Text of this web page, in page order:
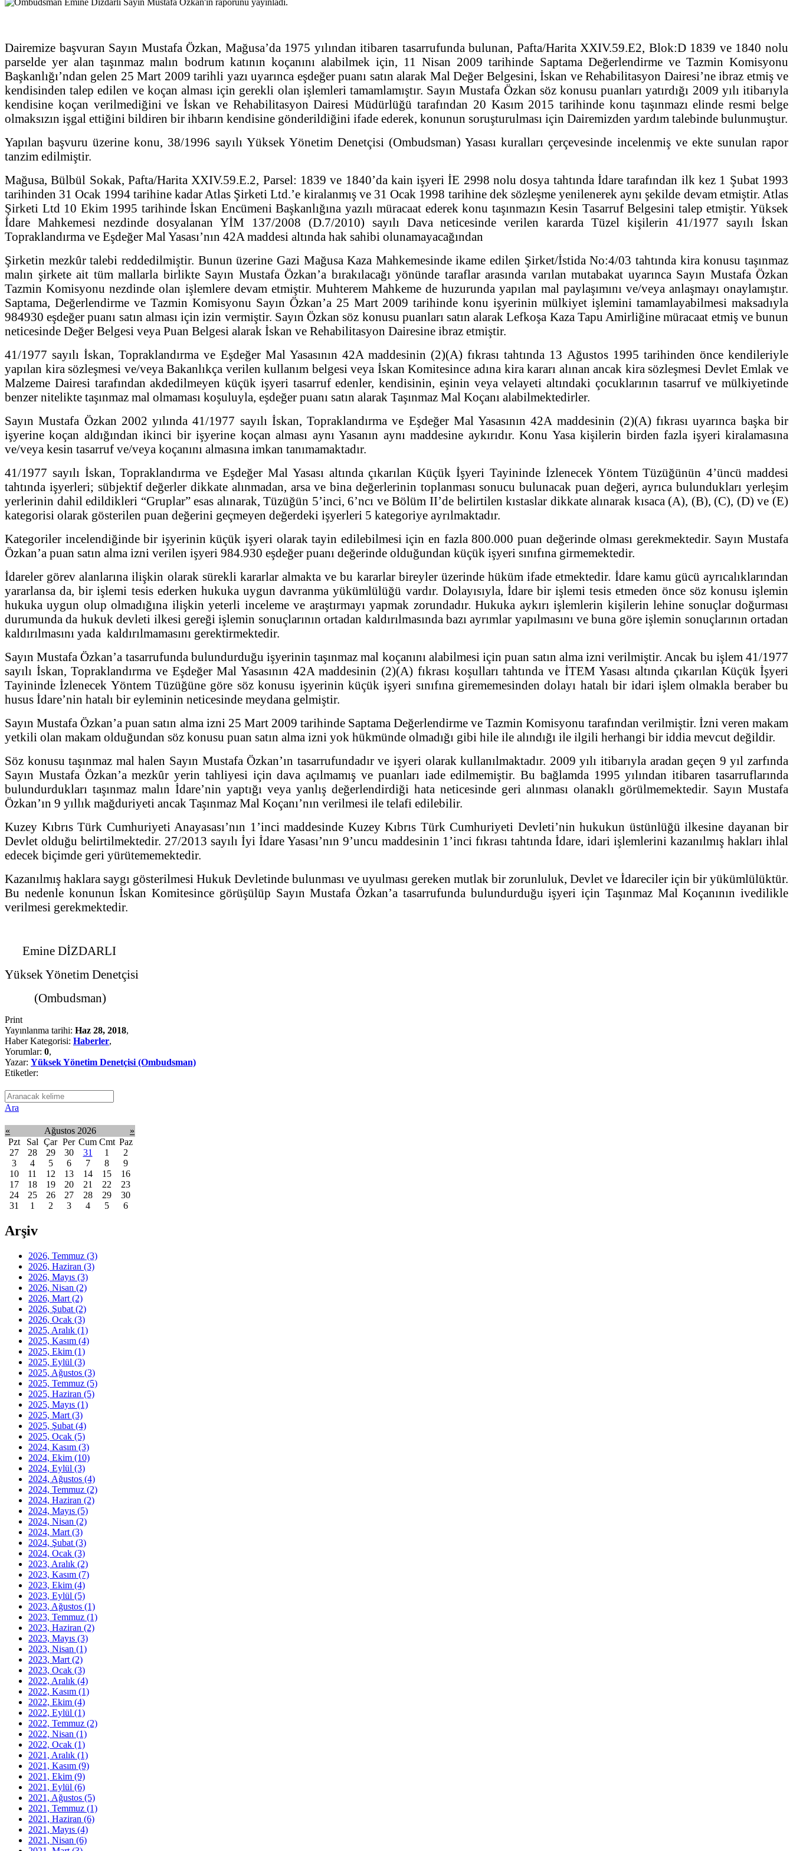
Dairemize başvuran Sayın Mustafa Özkan, Mağusa’da 1975 yılından itibaren tasarrufunda bulunan, Pafta/Harita XXIV.59.E2, Blok:D 1839 ve 1840 nolu
parselde yer alan taşınmaz malın bodrum katının koçanını alabilmek için, 11 Nisan 2009 tarihinde Saptama Değerlendirme ve Tazmin Komisyonu
Başkanlığı’ndan gelen 25 Mart 2009 tarihli yazı uyarınca eşdeğer puanı satın alarak Mal Değer Belgesini, İskan ve Rehabilitasyon Dairesi’ne ibraz etmiş ve
kendisinden talep edilen ve koçan alması için gerekli olan işlemleri tamamlamıştır. Sayın Mustafa Özkan söz konusu puanları yatırdığı 2009 yılı itibarıyla
kendisine koçan verilmediğini ve İskan ve Rehabilitasyon Dairesi Müdürlüğü tarafından 20 Kasım 2015 tarihinde konu taşınmazı elinde resmi belge
olmaksızın işgal ettiğini bildiren bir ihbarın kendisine gönderildiğini ifade ederek, konunun soruşturulması için Dairemizden yardım talebinde bulunmuştur.
Yapılan başvuru üzerine konu, 38/1996 sayılı Yüksek Yönetim Denetçisi (Ombudsman) Yasası kuralları çerçevesinde incelenmiş ve ekte sunulan rapor
tanzim edilmiştir.
Mağusa, Bülbül Sokak, Pafta/Harita XXIV.59.E.2, Parsel: 1839 ve 1840’da kain işyeri İE 2998 nolu dosya tahtında İdare tarafından ilk kez 1 Şubat 1993
tarihinden 31 Ocak 1994 tarihine kadar Atlas Şirketi Ltd.’e kiralanmış ve 31 Ocak 1998 tarihine dek sözleşme yenilenerek aynı şekilde devam etmiştir. Atlas
Şirketi Ltd 10 Ekim 1995 tarihinde İskan Encümeni Başkanlığına yazılı müracaat ederek konu taşınmazın Kesin Tasarruf Belgesini talep etmiştir. Yüksek
İdare Mahkemesi nezdinde dosyalanan YİM 137/2008 (D.7/2010) sayılı Dava neticesinde verilen kararda Tüzel kişilerin 41/1977 sayılı İskan
Topraklandırma ve Eşdeğer Mal Yasası’nın 42A maddesi altında hak sahibi olunamayacağından
Şirketin mezkûr talebi reddedilmiştir. Bunun üzerine Gazi Mağusa Kaza Mahkemesinde ikame edilen Şirket/İstida No:4/03 tahtında kira konusu taşınmaz
malın şirkete ait tüm mallarla birlikte Sayın Mustafa Özkan’a bırakılacağı yönünde taraflar arasında varılan mutabakat uyarınca Sayın Mustafa Özkan
Tazmin Komisyonu nezdinde olan işlemlere devam etmiştir. Muhterem Mahkeme de huzurunda yapılan mal paylaşımını ve/veya anlaşmayı onaylamıştır.
Saptama, Değerlendirme ve Tazmin Komisyonu Sayın Özkan’a 25 Mart 2009 tarihinde konu işyerinin mülkiyet işlemini tamamlayabilmesi maksadıyla
984930 eşdeğer puanı satın alması için izin vermiştir. Sayın Özkan söz konusu puanları satın alarak Lefkoşa Kaza Tapu Amirliğine müracaat etmiş ve bunun
neticesinde Değer Belgesi veya Puan Belgesi alarak İskan ve Rehabilitasyon Dairesine ibraz etmiştir.
41/1977 sayılı İskan, Topraklandırma ve Eşdeğer Mal Yasasının 42A maddesinin (2)(A) fıkrası tahtında 13 Ağustos 1995 tarihinden önce kendileriyle
yapılan kira sözleşmesi ve/veya Bakanlıkça verilen kullanım belgesi veya İskan Komitesince adına kira kararı alınan ancak kira sözleşmesi Devlet Emlak ve
Malzeme Dairesi tarafından akdedilmeyen küçük işyeri tasarruf edenler, kendisinin, eşinin veya velayeti altındaki çocuklarının tasarruf ve mülkiyetinde
benzer nitelikte taşınmaz mal olmaması koşuluyla, eşdeğer puanı satın alarak Taşınmaz Mal Koçanı alabilmektedirler.
Sayın Mustafa Özkan 2002 yılında 41/1977 sayılı İskan, Topraklandırma ve Eşdeğer Mal Yasasının 42A maddesinin (2)(A) fıkrası uyarınca başka bir
işyerine koçan aldığından ikinci bir işyerine koçan alması aynı Yasanın aynı maddesine aykırıdır. Konu Yasa kişilerin birden fazla işyeri kiralamasına
ve/veya kesin tasarruf ve/veya koçanını almasına imkan tanımamaktadır.
41/1977 sayılı İskan, Topraklandırma ve Eşdeğer Mal Yasası altında çıkarılan Küçük İşyeri Tayininde İzlenecek Yöntem Tüzüğünün 4’üncü maddesi
tahtında işyerleri; sübjektif değerler dikkate alınmadan, arsa ve bina değerlerinin toplanması sonucu bulunacak puan değeri, ayrıca bulundukları yerleşim
yerlerinin dahil edildikleri “Gruplar” esas alınarak, Tüzüğün 5’inci, 6’ncı ve Bölüm II’de belirtilen kıstaslar dikkate alınarak kısaca (A), (B), (C), (D) ve (E)
kategorisi olarak gösterilen puan değerini geçmeyen değerdeki işyerleri 5 kategoriye ayrılmaktadır.
Kategoriler incelendiğinde bir işyerinin küçük işyeri olarak tayin edilebilmesi için en fazla 800.000 puan değerinde olması gerekmektedir. Sayın Mustafa
Özkan’a puan satın alma izni verilen işyeri 984.930 eşdeğer puanı değerinde olduğundan küçük işyeri sınıfına girmemektedir.
İdareler görev alanlarına ilişkin olarak sürekli kararlar almakta ve bu kararlar bireyler üzerinde hüküm ifade etmektedir. İdare kamu gücü ayrıcalıklarından
yararlansa da, bir işlemi tesis ederken hukuka uygun davranma yükümlülüğü vardır. Dolayısıyla, İdare bir işlemi tesis etmeden önce söz konusu işlemin
hukuka uygun olup olmadığına ilişkin yeterli inceleme ve araştırmayı yapmak zorundadır. Hukuka aykırı işlemlerin kişilerin lehine sonuçlar doğurması
durumunda da hukuk devleti ilkesi gereği işlemin sonuçlarının ortadan kaldırılmasında bazı ayrımlar yapılmasını ve buna göre işlemin sonuçlarının ortadan
kaldırılmasını yada kaldırılmamasını gerektirmektedir.
Sayın Mustafa Özkan’a tasarrufunda bulundurduğu işyerinin taşınmaz mal koçanını alabilmesi için puan satın alma izni verilmiştir. Ancak bu işlem 41/1977
sayılı İskan, Topraklandırma ve Eşdeğer Mal Yasasının 42A maddesinin (2)(A) fıkrası koşulları tahtında ve İTEM Yasası altında çıkarılan Küçük İşyeri
Tayininde İzlenecek Yöntem Tüzüğüne göre söz konusu işyerinin küçük işyeri sınıfına girememesinden dolayı hatalı bir idari işlem olmakla beraber bu
husus İdare’nin hatalı bir eyleminin neticesinde meydana gelmiştir.
Sayın Mustafa Özkan’a puan satın alma izni 25 Mart 2009 tarihinde Saptama Değerlendirme ve Tazmin Komisyonu tarafından verilmiştir. İzni veren makam
yetkili olan makam olduğundan söz konusu puan satın alma izni yok hükmünde olmadığı gibi hile ile alındığı ile ilgili herhangi bir iddia mevcut değildir.
Söz konusu taşınmaz mal halen Sayın Mustafa Özkan’ın tasarrufundadır ve işyeri olarak kullanılmaktadır. 2009 yılı itibarıyla aradan geçen 9 yıl zarfında
Sayın Mustafa Özkan’a mezkûr yerin tahliyesi için dava açılmamış ve puanları iade edilmemiştir. Bu bağlamda 1995 yılından itibaren tasarruflarında
bulundurdukları taşınmaz malın İdare’nin yaptığı veya yanlış değerlendirdiği hata neticesinde geri alınması olanaklı görülmemektedir. Sayın Mustafa
Özkan’ın 9 yıllık mağduriyeti ancak Taşınmaz Mal Koçanı’nın verilmesi ile telafi edilebilir.
Kuzey Kıbrıs Türk Cumhuriyeti Anayasası’nın 1’inci maddesinde Kuzey Kıbrıs Türk Cumhuriyeti Devleti’nin hukukun üstünlüğü ilkesine dayanan bir
Devlet olduğu belirtilmektedir. 27/2013 sayılı İyi İdare Yasası’nın 9’uncu maddesinin 1’inci fıkrası tahtında İdare, idari işlemlerini kazanılmış hakları ihlal
edecek biçimde geri yürütememektedir.
Kazanılmış haklara saygı gösterilmesi Hukuk Devletinde bulunması ve uyulması gereken mutlak bir zorunluluk, Devlet ve İdareciler için bir yükümlülüktür.
Bu nedenle konunun İskan Komitesince görüşülüp Sayın Mustafa Özkan’a tasarrufunda bulundurduğu işyeri için Taşınmaz Mal Koçanının ivedilikle
verilmesi gerekmektedir.
Emine DİZDARLI
Yüksek Yönetim Denetçisi
(Ombudsman)
Print
Yayınlanma tarihi: Haz 28, 2018,
Haber Kategorisi: Haberler,
Yorumlar: 0,
Yazar: Yüksek Yönetim Denetçisi (Ombudsman)
Etiketler:
Ara
« Ağustos 2026
»
Pzt
Sal Çar Per Cum Cmt Paz
27
28 29 30 31 1
2
3
4 5 6 7 8
9
10
11 12 13 14 15
16
17
18 19 20 21 22
23
24
25 26 27 28 29
30
31
1 2 3 4 5 6
Arşiv
2026, Temmuz (3)
2026, Haziran (3)
2026, Mayıs (3)
2026, Nisan (2)
2026, Mart (2)
2026, Şubat (2)
2026, Ocak (3)
2025, Aralık (1)
2025, Kasım (4)
2025, Ekim (1)
2025, Eylül (3)
2025, Ağustos (3)
2025, Temmuz (5)
2025, Haziran (5)
2025, Mayıs (1)
2025, Mart (3)
2025, Şubat (4)
2025, Ocak (5)
2024, Kasım (3)
2024, Ekim (10)
2024, Eylül (3)
2024, Ağustos (4)
2024, Temmuz (2)
2024, Haziran (2)
2024, Mayıs (5)
2024, Nisan (2)
2024, Mart (3)
2024, Şubat (3)
2024, Ocak (3)
2023, Aralık (2)
2023, Kasım (7)
2023, Ekim (4)
2023, Eylül (5)
2023, Ağustos (1)
2023, Temmuz (1)
2023, Haziran (2)
2023, Mayıs (3)
2023, Nisan (1)
2023, Mart (2)
2023, Ocak (3)
2022, Aralık (4)
2022, Kasım (1)
2022, Ekim (4)
2022, Eylül (1)
2022, Temmuz (2)
2022, Nisan (1)
2022, Ocak (1)
2021, Aralık (1)
2021, Kasım (9)
2021, Ekim (9)
2021, Eylül (6)
2021, Ağustos (5)
2021, Temmuz (1)
2021, Haziran (6)
2021, Mayıs (4)
2021, Nisan (6)